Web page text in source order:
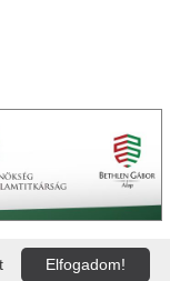
Elfogadom!